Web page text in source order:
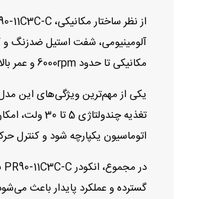
مکانیکی تا حدود 6000rpm و عمر بالای بلبرینگ‌ها، دوام و طول عمر بالای دستگاه را در استفاده طولانی‌مدت تضمین می‌کند.
اتوماسیون یکپارچه شود و کنترل
گسترده و عملکرد پایدار باعث